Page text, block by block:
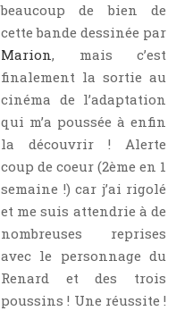
beaucoup de bien de
cette bande dessinée par
Marion, mais c’est
finalement la sortie au
cinéma de l’adaptation
qui m’a poussée à enfin
la découvrir ! Alerte
coup de coeur (2ème en 1
semaine !) car j’ai rigolé
et me suis attendrie à de
nombreuses reprises
avec le personnage du
Renard et des trois
poussins ! Une réussite !